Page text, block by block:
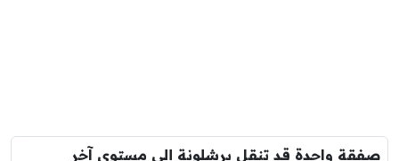
صفقة واحدة قد تنقل برشلونة إلى مستوى آخر